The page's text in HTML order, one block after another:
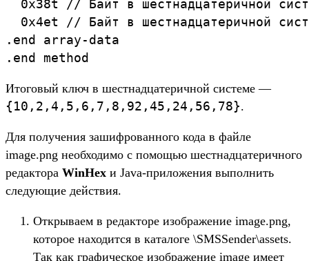
0x38t // Байт в шестнадцатеричной
0x4et // Байт в шестнадцатеричной
.end array-data
.end method
Итоговый ключ в шестнадцатеричной системе —
{10,2,4,5,6,7,8,92,45,24,56,78}.
Для получения зашифрованного кода в файле
image.png необходимо с помощью шестнадцатеричного
редактора WinHex и Java-приложения выполнить
следующие действия.
Открываем в редакторе изображение image.png,
которое находится в каталоге \SMSSender\assets.
Так как графическое изображение image имеет